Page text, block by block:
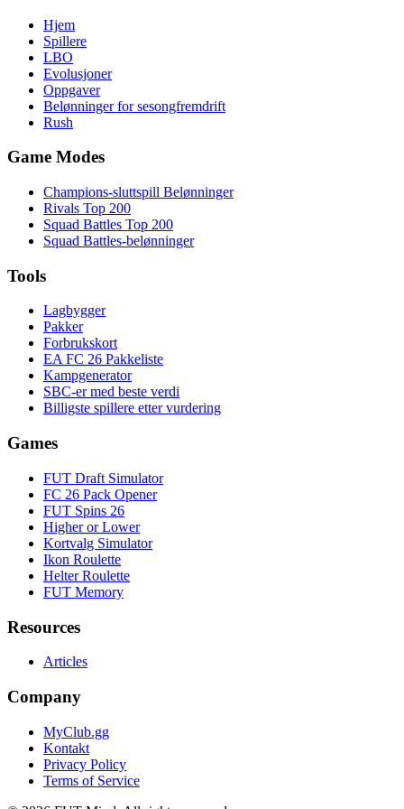
Hjem
Spillere
LBO
Evolusjoner
Oppgaver
Belønninger for sesongfremdrift
Rush
Game Modes
Champions-sluttspill Belønninger
Rivals Top 200
Squad Battles Top 200
Squad Battles-belønninger
Tools
Lagbygger
Pakker
Forbrukskort
EA FC 26 Pakkeliste
Kampgenerator
SBC-er med beste verdi
Billigste spillere etter vurdering
Games
FUT Draft Simulator
FC 26 Pack Opener
FUT Spins 26
Higher or Lower
Kortvalg Simulator
Ikon Roulette
Helter Roulette
FUT Memory
Resources
Articles
Company
MyClub.gg
Kontakt
Privacy Policy
Terms of Service